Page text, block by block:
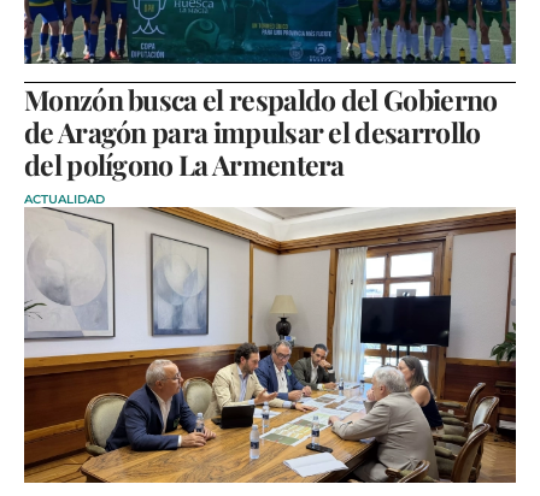
Monzón busca el respaldo del Gobierno
de Aragón para impulsar el desarrollo
del polígono La Armentera
ACTUALIDAD